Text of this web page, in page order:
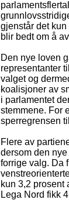
gjenstår det
blir bedt om å
Den nye loven
representanter
valget og
koalisjoner av
i parlamentet
stemmene. For
sperregrensen
Flere av
dersom den
forrige valg. Da
kun 3,2 prosent
Lega Nord fikk